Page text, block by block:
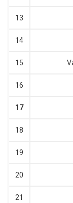
13
14
15
16
17
18
19
20
21